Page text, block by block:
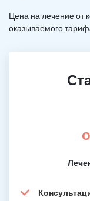
Цена на лечение от
оказываемого